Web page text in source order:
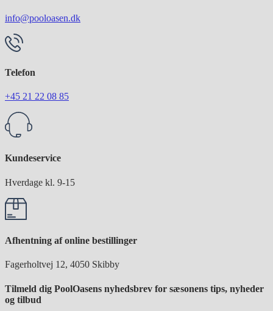
info@pooloasen.dk
Telefon
+45 21 22 08 85
Kundeservice
Hverdage kl. 9-15
Afhentning af online bestillinger
Fagerholtvej 12, 4050 Skibby
Tilmeld dig PoolOasens nyhedsbrev for sæsonens tips, nyheder
og tilbud